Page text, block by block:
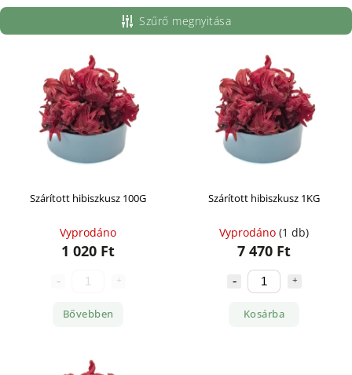
Legolcsóbb elöl
Legdrágább
Legnépszerűbb
termékek
ABC szerint
Szűrő megnyitása
Szárított hibiszkusz 100G
Vyprodáno
1 020 Ft
Bővebben
Szárított hibiszkusz 1KG
Vyprodáno (1 db)
7 470 Ft
Kosárba